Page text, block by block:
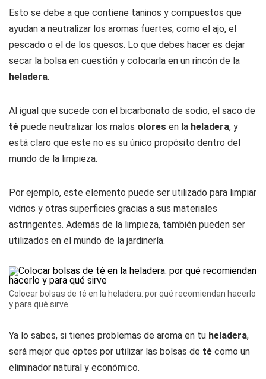
Esto se debe a que contiene taninos y compuestos que
ayudan a neutralizar los aromas fuertes, como el ajo, el
pescado o el de los quesos. Lo que debes hacer es dejar
secar la bolsa en cuestión y colocarla en un rincón de la
heladera.
Al igual que sucede con el bicarbonato de sodio, el saco de
té puede neutralizar los malos olores en la heladera, y
está claro que este no es su único propósito dentro del
mundo de la limpieza.
Por ejemplo, este elemento puede ser utilizado para limpiar
vidrios y otras superficies gracias a sus materiales
astringentes. Además de la limpieza, también pueden ser
utilizados en el mundo de la jardinería.
Colocar bolsas de té en la heladera: por qué recomiendan hacerlo
y para qué sirve
Ya lo sabes, si tienes problemas de aroma en tu heladera,
será mejor que optes por utilizar las bolsas de té como un
eliminador natural y económico.